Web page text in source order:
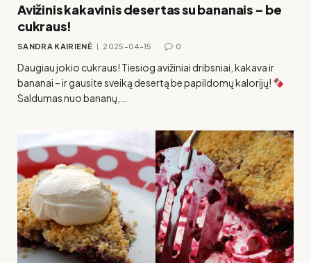
Avižinis kakavinis desertas su bananais – be
cukraus!
SANDRA KAIRIENĖ 2025-04-15 0
Daugiau jokio cukraus! Tiesiog avižiniai dribsniai, kakava ir
bananai – ir gausite sveiką desertą be papildomų kalorijų!
Saldumas nuo bananų,…